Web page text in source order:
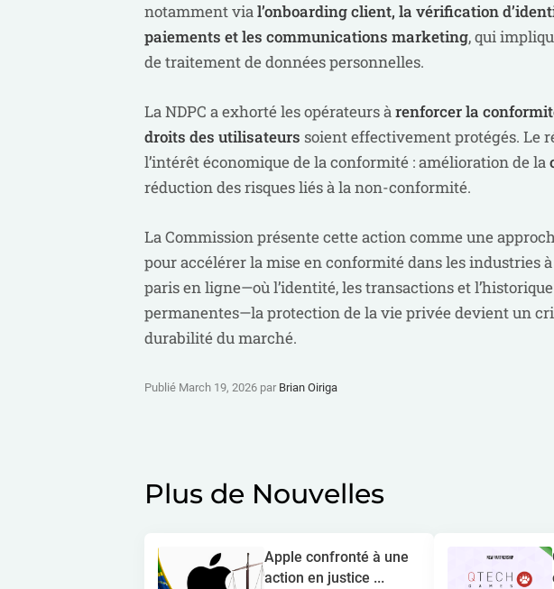
notamment vial’onboarding client, la vérification
paiements et les communications marketing, qui
de traitement de données personnelles.
La NDPC a exhorté les opérateurs àrenforcer la
droits des utilisateurs soient effectivement protégés. Le
l’intérêt économique de la conformité : amélioration de la
réduction des risques liés à la non-conformité.
La Commission présente cette action comme une
pour accélérer la mise en conformité dans les industries
paris en ligne—où l’identité, les transactions et
permanentes—la protection de la vie privée devient un
durabilité du marché.
Publié March 19, 2026 par Brian Oiriga
Plus de Nouvelles
Apple confronté à une
action en justice ...